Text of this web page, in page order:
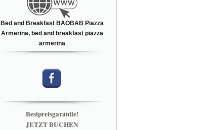
Bed and Breakfast BAOBAB Piazza
Armerina, bed and breakfast piazza
armerina
Bestpreisgarantie!
JETZT BUCHEN